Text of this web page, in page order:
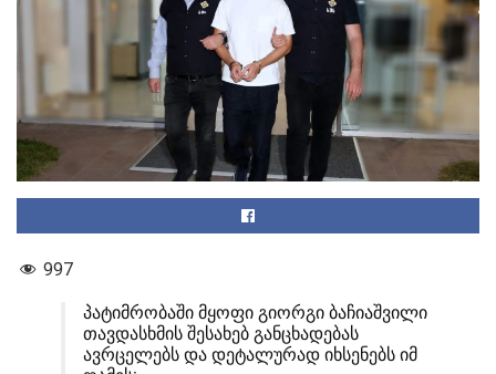
997
პატიმრობაში მყოფი გიორგი ბაჩიაშვილი
თავდასხმის შესახებ განცხადებას
ავრცელებს და დეტალურად იხსენებს იმ